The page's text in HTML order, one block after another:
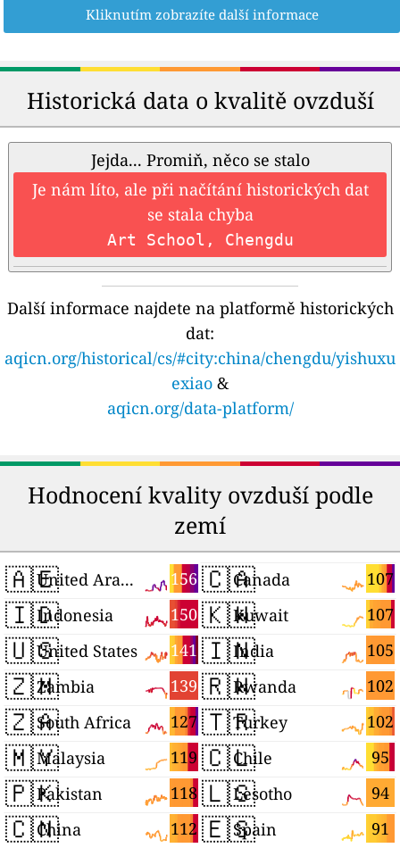
Kliknutím zobrazíte další informace
Historická data o kvalitě ovzduší
Jejda... Promiň, něco se stalo
Je nám líto, ale při načítání historických dat
se stala chyba
Art School, Chengdu
Další informace najdete na platformě historických
dat:
aqicn.org/historical/cs/#city:china/chengdu/yishuxu
exiao &
aqicn.org/data-platform/
Hodnocení kvality ovzduší podle
zemí
🇦🇪 156
United Arab Emirates
🇮🇩 150
Indonesia
🇺🇸 141
United States
🇿🇲 139
Zambia
🇿🇦 127
South Africa
🇲🇾 119
Malaysia
🇵🇰 118
Pakistan
🇨🇳 112
China
🇨🇦 107
Canada
🇰🇼 107
Kuwait
🇮🇳 105
India
🇷🇼 102
Rwanda
🇹🇷 102
Turkey
🇨🇱 95
Chile
🇱🇸 94
Lesotho
🇪🇸 91
Spain